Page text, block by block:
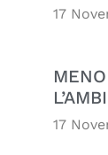
17
17